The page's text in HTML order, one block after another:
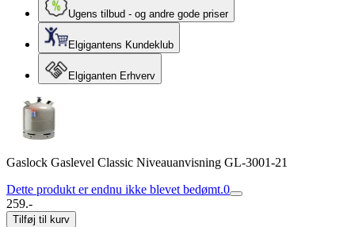
Ugens tilbud - og andre gode priser
Elgigantens Kundeklub
Elgiganten Erhverv
Gaslock Gaslevel Classic Niveauanvisning GL-3001-21
Dette produkt er endnu ikke blevet bedømt.0
259.-
Tilføj til kurv